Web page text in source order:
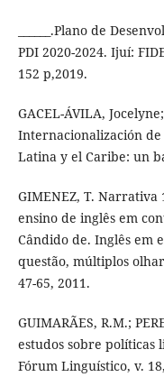
______.Plano de
PDI 2020-2024. Ijuí:
152 p,2019.
GACEL-ÁVILA,
Internacionalización
Latina y el Caribe: un
GIMENEZ, T.
ensino de inglês em
Cândido de. Inglês em
questão, múltiplos
47-65, 2011.
GUIMARÃES, R.M.;
estudos sobre políticas
Fórum Linguístico, v.